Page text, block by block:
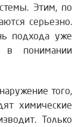
Этим, по
серьезно.
подхода уже
в понимании
того,
химические
Только